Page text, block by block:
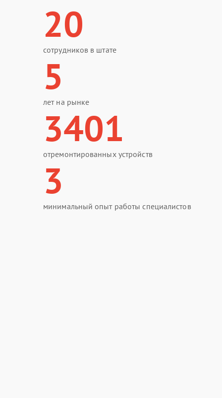
20
сотрудников в штате
5
лет на рынке
3401
отремонтированных устройств
3
минимальный опыт работы специалистов